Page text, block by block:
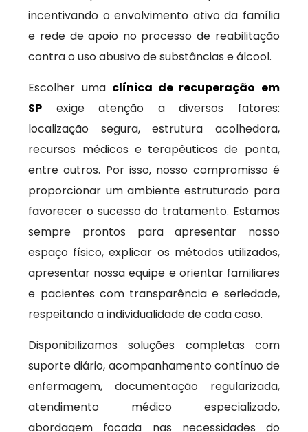
incentivando o envolvimento ativo da família
e rede de apoio no processo de reabilitação
contra o uso abusivo de substâncias e álcool.
Escolher uma clínica de recuperação em
SP exige atenção a diversos fatores:
localização segura, estrutura acolhedora,
recursos médicos e terapêuticos de ponta,
entre outros. Por isso, nosso compromisso é
proporcionar um ambiente estruturado para
favorecer o sucesso do tratamento. Estamos
sempre prontos para apresentar nosso
espaço físico, explicar os métodos utilizados,
apresentar nossa equipe e orientar familiares
e pacientes com transparência e seriedade,
respeitando a individualidade de cada caso.
Disponibilizamos soluções completas com
suporte diário, acompanhamento contínuo de
enfermagem, documentação regularizada,
atendimento médico especializado,
abordagem focada nas necessidades do